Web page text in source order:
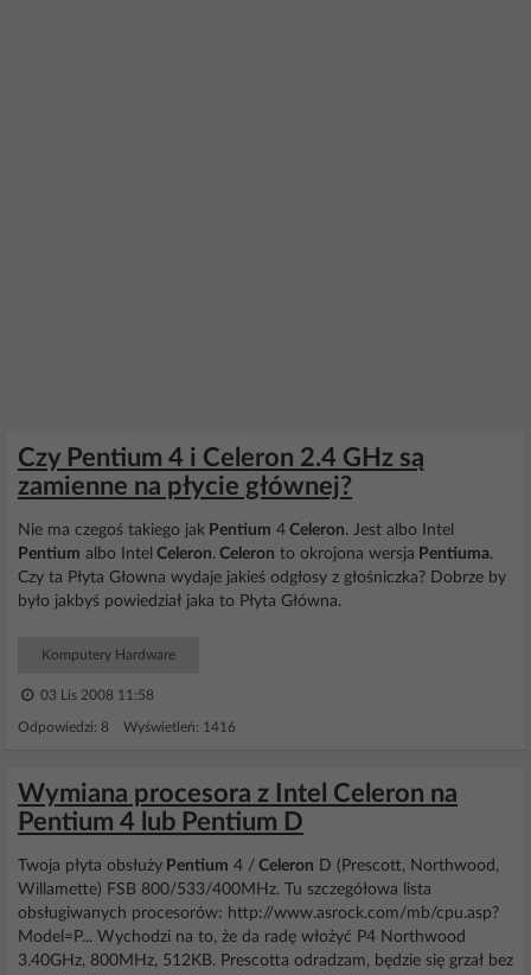
Czy Pentium 4 i Celeron 2.4 GHz są
zamienne na płycie głównej?
Nie ma czegoś takiego jak Pentium 4 Celeron. Jest albo Intel
Pentium albo Intel Celeron. Celeron to okrojona wersja Pentiuma.
Czy ta Płyta Głowna wydaje jakieś odgłosy z głośniczka? Dobrze by
było jakbyś powiedział jaka to Płyta Główna.
Komputery Hardware
03 Lis 2008 11:58
Odpowiedzi: 8 Wyświetleń: 1416
Wymiana procesora z Intel Celeron na
Pentium 4 lub Pentium D
Twoja płyta obsłuży Pentium 4 / Celeron D (Prescott, Northwood,
Willamette) FSB 800/533/400MHz. Tu szczegółowa lista
obsługiwanych procesorów: http://www.asrock.com/mb/cpu.asp?
Model=P... Wychodzi na to, że da radę włożyć P4 Northwood
3.40GHz, 800MHz, 512KB. Prescotta odradzam, będzie się grzał bez